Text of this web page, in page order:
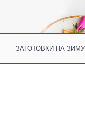
ЗАГОТОВКИ НА ЗИМУ